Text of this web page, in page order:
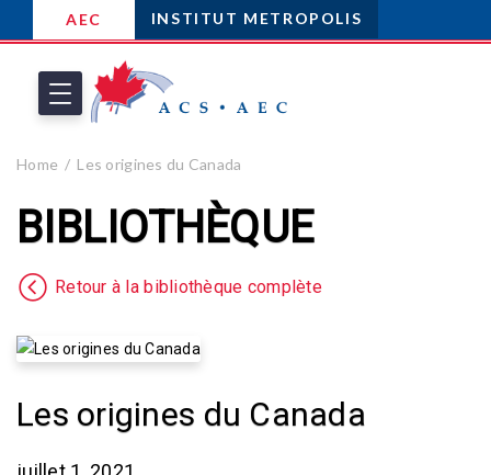
AEC INSTITUT METROPOLIS
Home Les origines du Canada
BIBLIOTHÈQUE
Retour à la bibliothèque complète
Les origines du Canada